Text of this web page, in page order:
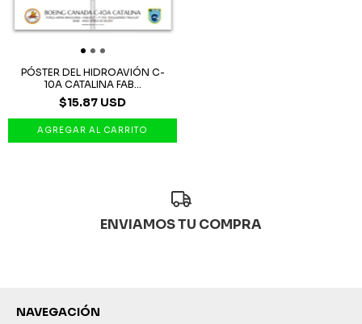
PÓSTER DEL HIDROAVIÓN C-
10A CATALINA FAB...
$15.87 USD
ENVIAMOS TU COMPRA
NAVEGACIÓN